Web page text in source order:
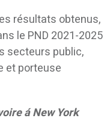
résultats obtenus,
le PND 2021-2025
secteurs public,
et porteuse
á New York